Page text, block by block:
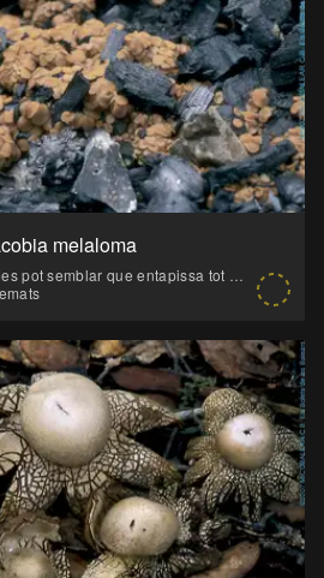
melaloma
A vegades pot semblar que entapissa tot el terreny.